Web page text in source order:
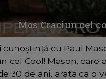
Mos Craciun cel
cunoștință cu Paul
cel Cool! Mason, care
30 de ani, arata ca o